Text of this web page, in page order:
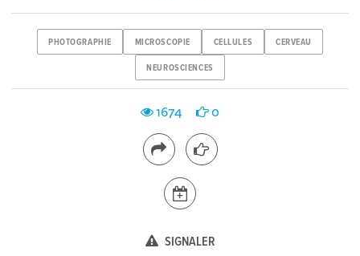
PHOTOGRAPHIE MICROSCOPIE CELLULES CERVEAU
NEUROSCIENCES
1674 0
SIGNALER